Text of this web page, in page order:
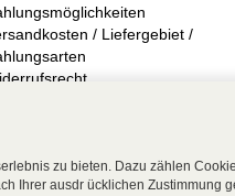
/ Liefergebiet /
zu bieten. Dazu zählen
Ihrer ausdr ücklichen Zustimmung